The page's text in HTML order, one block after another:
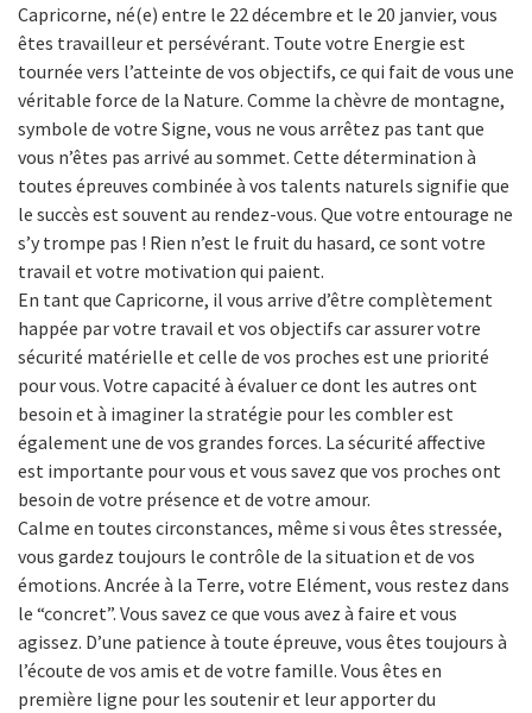
Capricorne, né(e) entre le 22 décembre et le 20 janvier, vous
êtes travailleur et persévérant. Toute votre Energie est
tournée vers l’atteinte de vos objectifs, ce qui fait de vous une
véritable force de la Nature. Comme la chèvre de montagne,
symbole de votre Signe, vous ne vous arrêtez pas tant que
vous n’êtes pas arrivé au sommet. Cette détermination à
toutes épreuves combinée à vos talents naturels signifie que
le succès est souvent au rendez-vous. Que votre entourage ne
s’y trompe pas ! Rien n’est le fruit du hasard, ce sont votre
travail et votre motivation qui paient.
En tant que Capricorne, il vous arrive d’être complètement
happée par votre travail et vos objectifs car assurer votre
sécurité matérielle et celle de vos proches est une priorité
pour vous. Votre capacité à évaluer ce dont les autres ont
besoin et à imaginer la stratégie pour les combler est
également une de vos grandes forces. La sécurité affective
est importante pour vous et vous savez que vos proches ont
besoin de votre présence et de votre amour.
Calme en toutes circonstances, même si vous êtes stressée,
vous gardez toujours le contrôle de la situation et de vos
émotions. Ancrée à la Terre, votre Elément, vous restez dans
le “concret”. Vous savez ce que vous avez à faire et vous
agissez. D’une patience à toute épreuve, vous êtes toujours à
l’écoute de vos amis et de votre famille. Vous êtes en
première ligne pour les soutenir et leur apporter du